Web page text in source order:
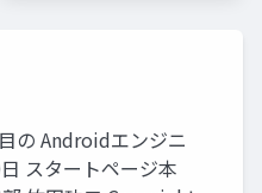
の Androidエンジニ
スタートページ本